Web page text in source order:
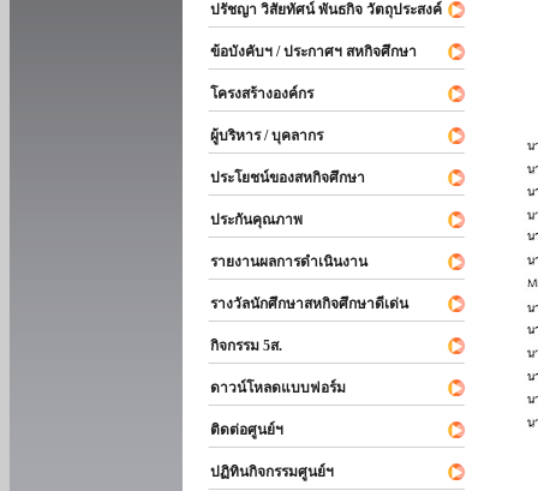
ปรัชญา วิสัยทัศน์ พันธกิจ วัตถุประสงค์
ข้อบังคับฯ / ประกาศฯ สหกิจศึกษา
โครงสร้างองค์กร
ผู้บริหาร / บุคลากร
ประโยชน์ของสหกิจศึกษา
ประกันคุณภาพ
รายงานผลการดำเนินงาน
รางวัลนักศึกษาสหกิจศึกษาดีเด่น
กิจกรรม 5ส.
ดาวน์โหลดแบบฟอร์ม
ติดต่อศูนย์ฯ
ปฏิทินกิจกรรมศูนย์ฯ